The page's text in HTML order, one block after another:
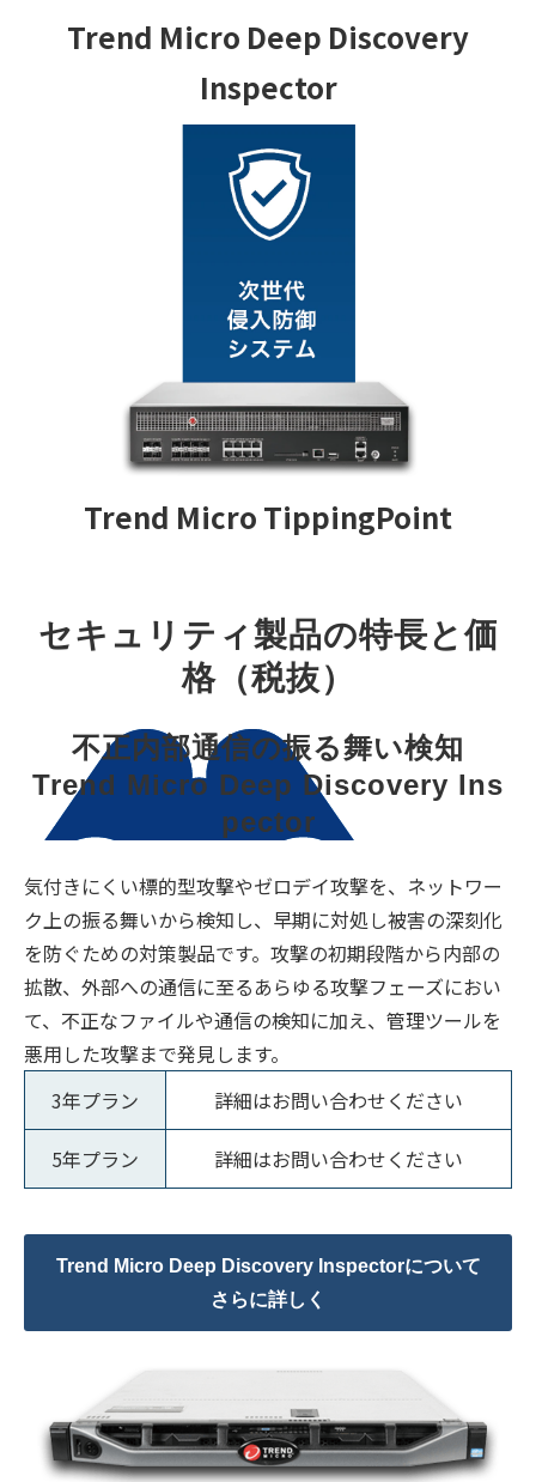
Trend Micro Deep Discovery
Inspector
Trend Micro TippingPoint
セキュリティ製品の特長と価
格（税抜）
不正内部通信の振る舞い検知
Trend Micro Deep Discovery Ins
pector
気付きにくい標的型攻撃やゼロデイ攻撃を、ネットワー
ク上の振る舞いから検知し、早期に対処し被害の深刻化
を防ぐための対策製品です。攻撃の初期段階から内部の
拡散、外部への通信に至るあらゆる攻撃フェーズにおい
て、不正なファイルや通信の検知に加え、管理ツールを
悪用した攻撃まで発見します。
3年プラン
詳細はお問い合わせください
5年プラン 詳細はお問い合わせください
Trend Micro Deep Discovery Inspectorについて
さらに詳しく